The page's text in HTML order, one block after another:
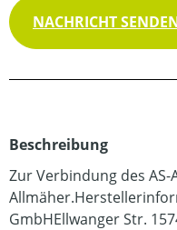
Beschreibung
Zur Verbindung des
GmbHEllwanger Str.